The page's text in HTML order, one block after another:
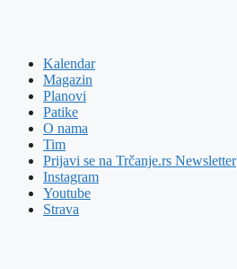
Kalendar
Magazin
Planovi
Patike
O nama
Tim
Prijavi se na Trčanje.rs Newsletter
Instagram
Youtube
Strava